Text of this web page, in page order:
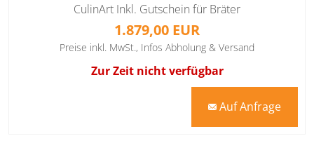
CulinArt Inkl. Gutschein für Bräter
1.879,00 EUR
Preise inkl. MwSt., Infos Abholung & Versand
Zur Zeit nicht verfügbar
mail Auf Anfrage